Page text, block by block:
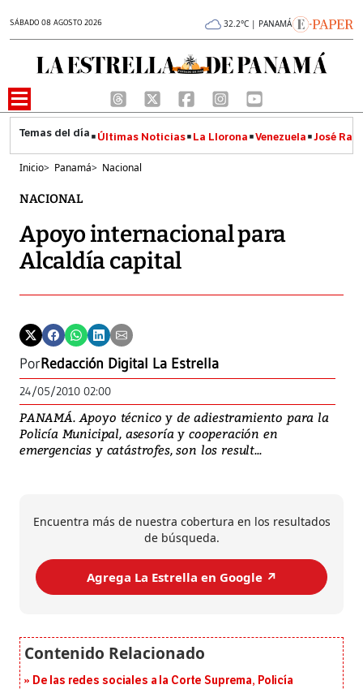
SÁBADO 08 AGOSTO 2026 32.2°C | PANAMÁ
Últimas Noticias La Llorona Venezuela José
Inicio> Panamá> Nacional
NACIONAL
Apoyo internacional para
Alcaldía capital
PorRedacción Digital La Estrella
24/05/2010 02:00
PANAMÁ. Apoyo técnico y de adiestramiento para la
Policía Municipal, asesoría y cooperación en
emergencias y catástrofes, son los result...
Encuentra más de nuestra cobertura en los resultados
de búsqueda.
Agrega La Estrella en Google ↗️
De las redes sociales a la Corte Suprema, Policía